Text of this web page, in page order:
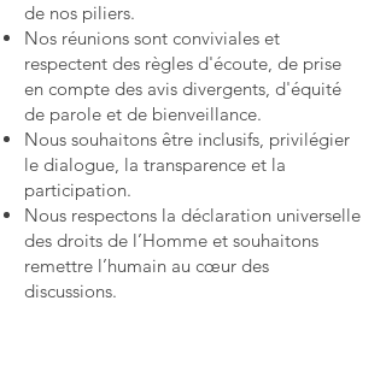
de nos piliers.
Nos réunions sont conviviales et
respectent des règles d'écoute, de prise
en compte des avis divergents, d'équité
de parole et de bienveillance.
Nous souhaitons être inclusifs, privilégier
le dialogue, la transparence et la
participation.
Nous respectons la déclaration universelle
des droits de l’Homme et souhaitons
remettre l’humain au cœur des
discussions.